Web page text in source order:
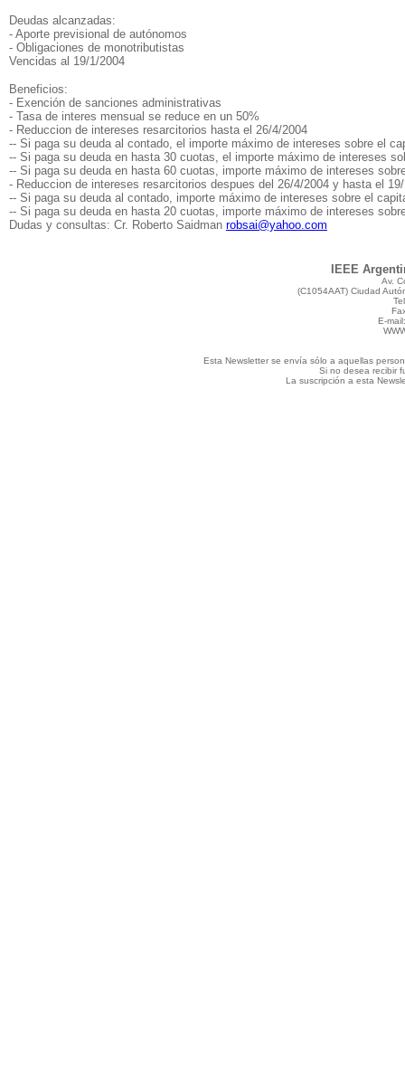
Deudas alcanzadas:
- Aporte previsional de autónomos
- Obligaciones de monotributistas
Vencidas al 19/1/2004
Beneficios:
- Exención de sanciones administrativas
- Tasa de interes mensual se reduce en un 50%
- Reduccion de intereses resarcitorios hasta el 26/4/2004
-- Si paga su deuda al contado, el importe máximo de intereses sobre el
-- Si paga su deuda en hasta 30 cuotas, el importe máximo de intereses
-- Si paga su deuda en hasta 60 cuotas, importe máximo de intereses
- Reduccion de intereses resarcitorios despues del 26/4/2004 y hasta el
-- Si paga su deuda al contado, importe máximo de intereses sobre el
-- Si paga su deuda en hasta 20 cuotas, importe máximo de intereses
Dudas y consultas: Cr. Roberto Saidman robsai@yahoo.com
IEEE
Av.
(C1054AAT) Ciudad
E-
Esta Newsletter se envía sólo a aquellas
Si no desea recibir
La suscripción a esta